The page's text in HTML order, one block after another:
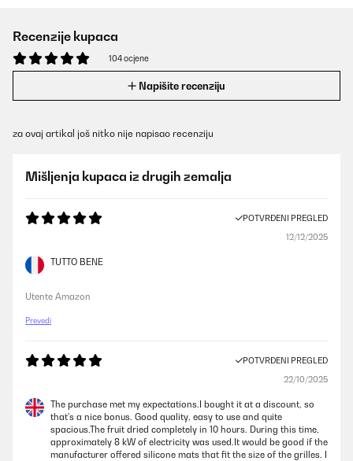
Recenzije kupaca
104 ocjene
Napišite recenziju
za ovaj artikal još nitko nije napisao recenziju
Mišljenja kupaca iz drugih zemalja
POTVRĐENI PREGLED
12/12/2025
TUTTO BENE
Utente Amazon
Prevedi
POTVRĐENI PREGLED
22/10/2025
The purchase met my expectations.I bought it at a discount, so
that's a nice bonus. Good quality, easy to use and quite
spacious.The fruit dried completely in 10 hours. During this time,
approximately 8 kW of electricity was used.It would be good if the
manufacturer offered silicone mats that fit the size of the grilles. I